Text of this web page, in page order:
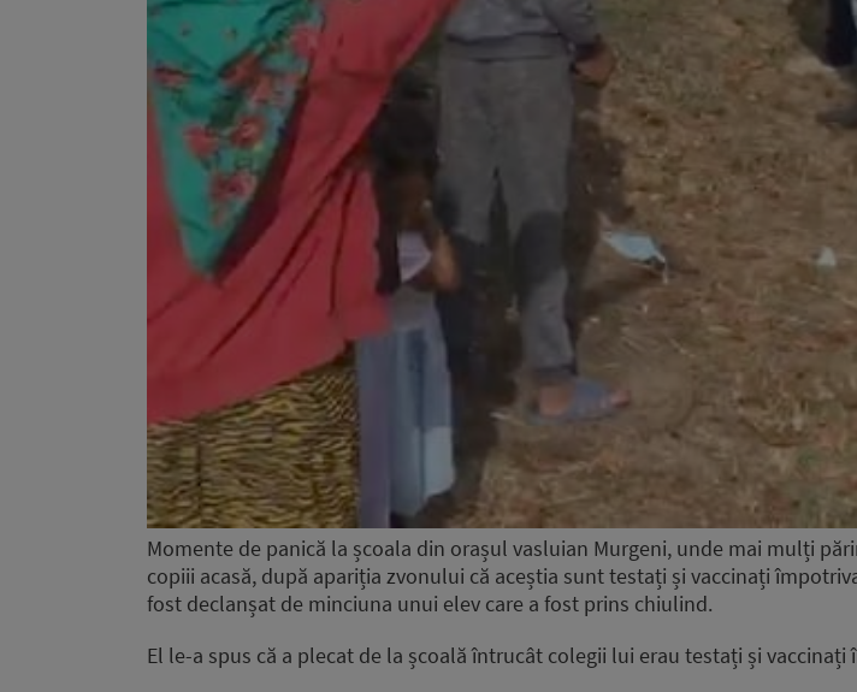
Momente de panică la școala din orașul vasluian Murgeni, unde mai mulți
copiii acasă, după apariția zvonului că aceștia sunt testați și vaccinați
fost declanșat de minciuna unui elev care a fost prins chiulind.
El le-a spus că a plecat de la școală întrucât colegii lui erau testați și vaccinați